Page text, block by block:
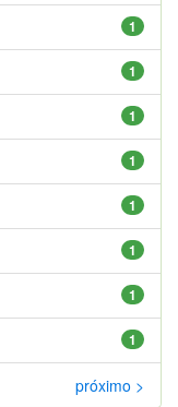
1
1
1
1
1
1
1
1
próximo >